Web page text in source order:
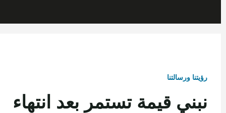
رؤيتنا ورسالتنا
نبني قيمة تستمر بعد انتهاء